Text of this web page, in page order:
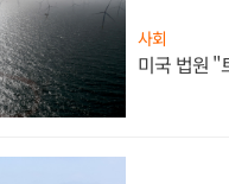
사회
미국 법원 "